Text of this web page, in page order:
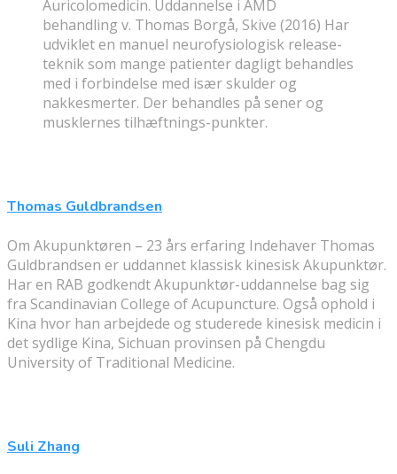
Auricolomedicin. Uddannelse i AMD
behandling v. Thomas Borgå, Skive (2016) Har
udviklet en manuel neurofysiologisk release-
teknik som mange patienter dagligt behandles
med i forbindelse med især skulder og
nakkesmerter. Der behandles på sener og
musklernes tilhæftnings-punkter.
Thomas Guldbrandsen
Om Akupunktøren – 23 års erfaring Indehaver Thomas
Guldbrandsen er uddannet klassisk kinesisk Akupunktør.
Har en RAB godkendt Akupunktør-uddannelse bag sig
fra Scandinavian College of Acupuncture. Også ophold i
Kina hvor han arbejdede og studerede kinesisk medicin i
det sydlige Kina, Sichuan provinsen på Chengdu
University of Traditional Medicine.
Suli Zhang